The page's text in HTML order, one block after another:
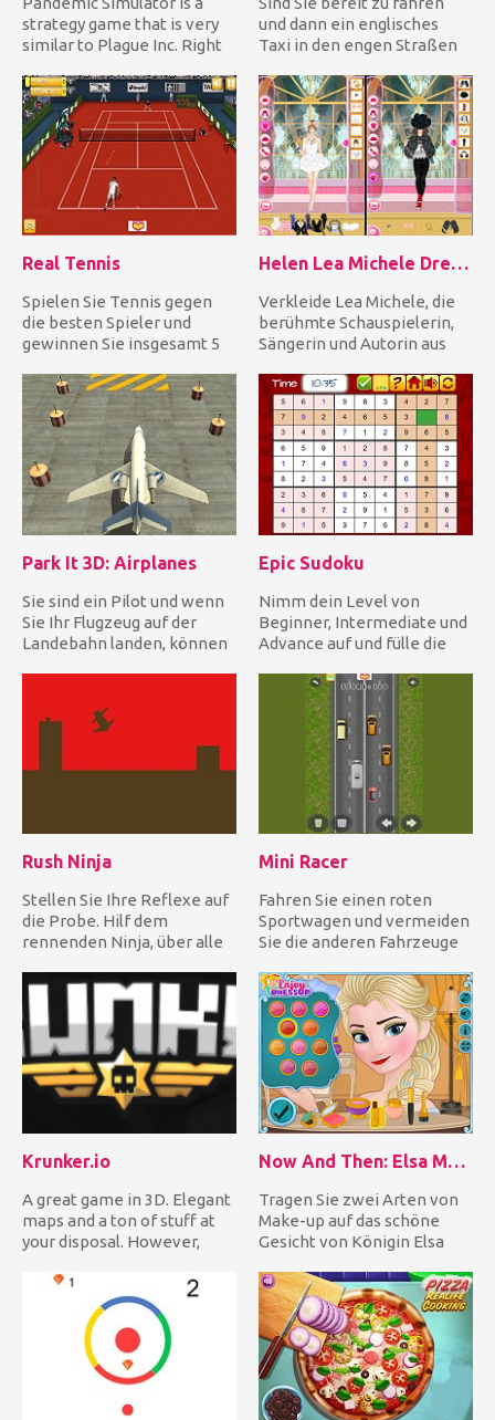
strategy game that is very
similar to Plague Inc. Right
und dann ein englisches
Taxi in den engen Straßen
Real Tennis
Spielen Sie Tennis gegen
die besten Spieler und
gewinnen Sie insgesamt 5
gew...
Helen Lea Michele Dress Up
Verkleide Lea Michele, die
berühmte Schauspielerin,
Sängerin und Autorin aus
Park It 3D: Airplanes
Sie sind ein Pilot und wenn
Sie Ihr Flugzeug auf der
Landebahn landen, können
Epic Sudoku
Nimm dein Level von
Beginner, Intermediate und
Advance auf und fülle die
Rush Ninja
Stellen Sie Ihre Reflexe auf
die Probe. Hilf dem
rennenden Ninja, über alle
Mini Racer
Fahren Sie einen roten
Sportwagen und vermeiden
Sie die anderen Fahrzeuge
w...
Krunker.io
A great game in 3D. Elegant
maps and a ton of stuff at
your disposal. However,
Now And Then: Elsa Makeup
Tragen Sie zwei Arten von
Make-up auf das schöne
Gesicht von Königin Elsa